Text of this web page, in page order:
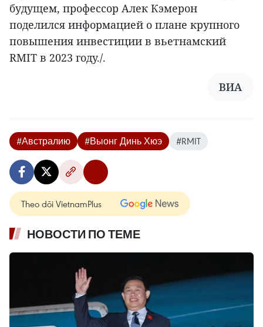
будущем, профессор Алек Кэмерон
поделился информацией о плане крупного
повышения инвестиции в вьетнамский
RMIT в 2023 году./.
ВИА
#Австралию #Выонг Динь Хюэ #RMIT
Theo dõi VietnamPlus
НОВОСТИ ПО ТЕМЕ